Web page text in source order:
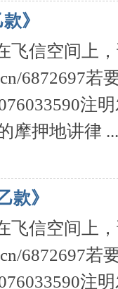
》
飞信空间上
6872697
注
摩押地讲律 ...
款》
飞信空间上
6872697
注